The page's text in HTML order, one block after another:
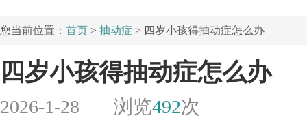
您当前位置： 首页 > 抽动症 > 四岁小孩得抽动症怎么办
四岁小孩得抽动症怎么办
2026-1-28 浏览492次